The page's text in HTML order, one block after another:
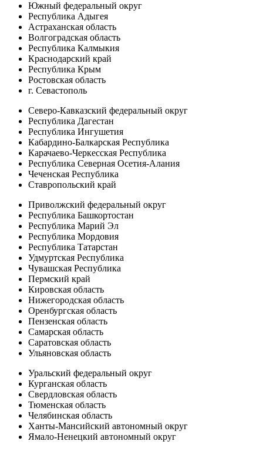
Южный федеральный округ
Республика Адыгея
Астраханская область
Волгоградская область
Республика Калмыкия
Краснодарский край
Республика Крым
Ростовская область
г. Севастополь
Северо-Кавказский федеральный округ
Республика Дагестан
Республика Ингушетия
Кабардино-Балкарская Республика
Карачаево-Черкесская Республика
Республика Северная Осетия-Алания
Чеченская Республика
Ставропольский край
Приволжский федеральный округ
Республика Башкортостан
Республика Марий Эл
Республика Мордовия
Республика Татарстан
Удмуртская Республика
Чувашская Республика
Пермский край
Кировская область
Нижегородская область
Оренбургская область
Пензенская область
Самарская область
Саратовская область
Ульяновская область
Уральский федеральный округ
Курганская область
Свердловская область
Тюменская область
Челябинская область
Ханты-Мансийский автономный округ
Ямало-Ненецкий автономный округ